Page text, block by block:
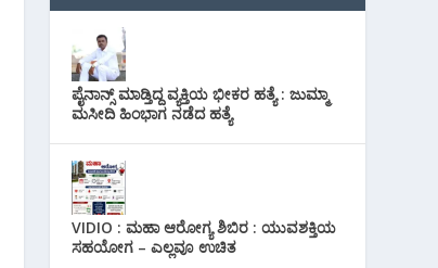
ಪೈನಾನ್ಸ್ ಮಾಡ್ತಿದ್ದ ವ್ಯಕ್ತಿಯ ಭೀಕರ‌ ಹತ್ಯೆ : ಜುಮ್ಮಾ
ಮಸೀದಿ ಹಿಂಭಾಗ ನಡೆದ ಹತ್ಯೆ
VIDIO : ಮಹಾ ಆರೋಗ್ಯ ಶಿಬಿರ : ಯುವಶಕ್ತಿಯ
ಸಹಯೋಗ – ಎಲ್ಲವೂ ಉಚಿತ